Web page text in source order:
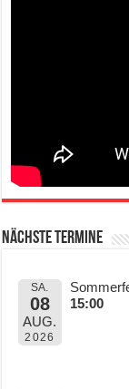
Nächste Termine
SA.
08
AUG.
2026
15:00